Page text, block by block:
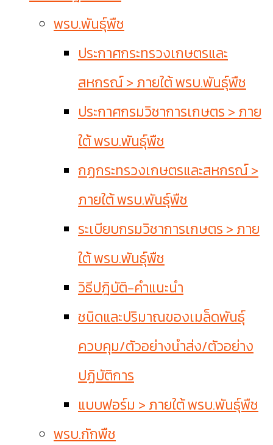
พรบ.พันธุ์พืช
ประกาศกระทรวงเกษตรและ
สหกรณ์ > ภายใต้ พรบ.พันธุ์พืช
ประกาศกรมวิชาการเกษตร > ภาย
ใต้ พรบ.พันธุ์พืช
กฏกระทรวงเกษตรและสหกรณ์ >
ภายใต้ พรบ.พันธุ์พืช
ระเบียบกรมวิชาการเกษตร > ภาย
ใต้ พรบ.พันธุ์พืช
วิธีปฎิบัติ-คำแนะนำ
ชนิดและปริมาณของเมล็ดพันธุ์
ควบคุม/ตัวอย่างนำส่ง/ตัวอย่าง
ปฏิบัติการ
แบบฟอร์ม > ภายใต้ พรบ.พันธุ์พืช
พรบ.กักพืช